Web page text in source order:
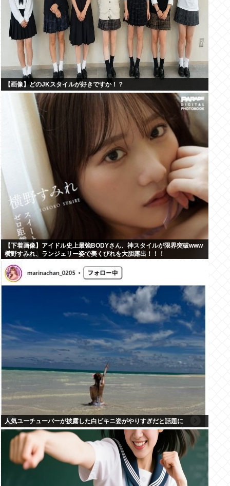
【画像】どのJKスタイルが好きですか！？
【下着画像】アイドル史上最強BODYさん、神スタイルが限界突破www
横野すみれ、ランジェリー姿で美くびれを大胆露出！！！
人気ユーチューバーが披露した白ビキニ姿がやりすぎだと話題に